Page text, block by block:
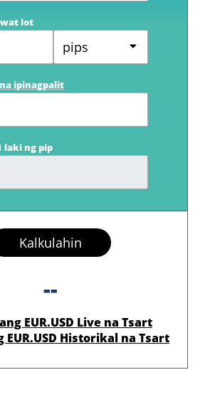
lot
pips
ipinagpalit
laki ng pip
Kalkulahin
--
EUR.USD Live na Tsart
EUR.USD Historikal na Tsart